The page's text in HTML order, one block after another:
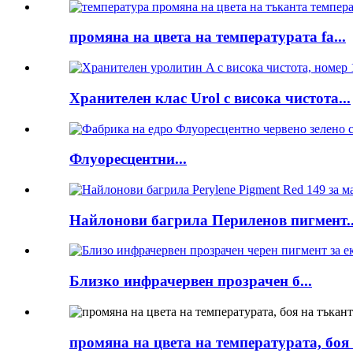
промяна на цвета на температурата fa...
Хранителен клас Urol с висока чистота...
Флуоресцентни...
Найлонови багрила Периленов
Близко инфрачервен прозрачен б...
промяна на цвета на температурата,